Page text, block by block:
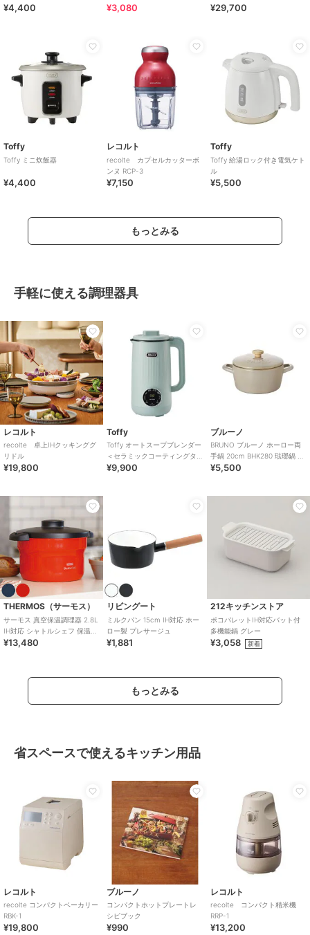
¥4,400 ¥3,080 ¥29,700
Toffy
Toffy ミニ炊飯器
¥4,400
レコルト
recolte カプセルカッターボ
ンヌ RCP-3
¥7,150
Toffy
Toffy 給湯ロック付き電気ケト
ル
¥5,500
もっとみる
手軽に使える調理器具
レコルト
recolte 卓上IHクッキンググ
リドル
¥19,800
Toffy
Toffy オートスープブレンダー
＜セラミックコーティングタ
イプ＞
¥9,900
ブルーノ
BRUNO ブルーノ ホーロー両
手鍋 20cm BHK280 琺瑯鍋 ホ
ーロー鍋 IH対応 直火対応
¥5,500
THERMOS（サーモス）
サーモス 真空保温調理器 2.8L
IH対応 シャトルシェフ 保温調
理鍋
¥13,480
リビングート
ミルクパン 15cm IH対応 ホー
ロー製 プレサージュ
¥1,881
212キッチンストア
ポコパレットIH対応バット付
多機能鍋 グレー
¥3,058 新着
もっとみる
省スペースで使えるキッチン用品
レコルト
recolte コンパクトベーカリー
RBK-1
¥19,800
ブルーノ
コンパクトホットプレートレ
シピブック
¥990
レコルト
recolte コンパクト精米機
RRP-1
¥13,200